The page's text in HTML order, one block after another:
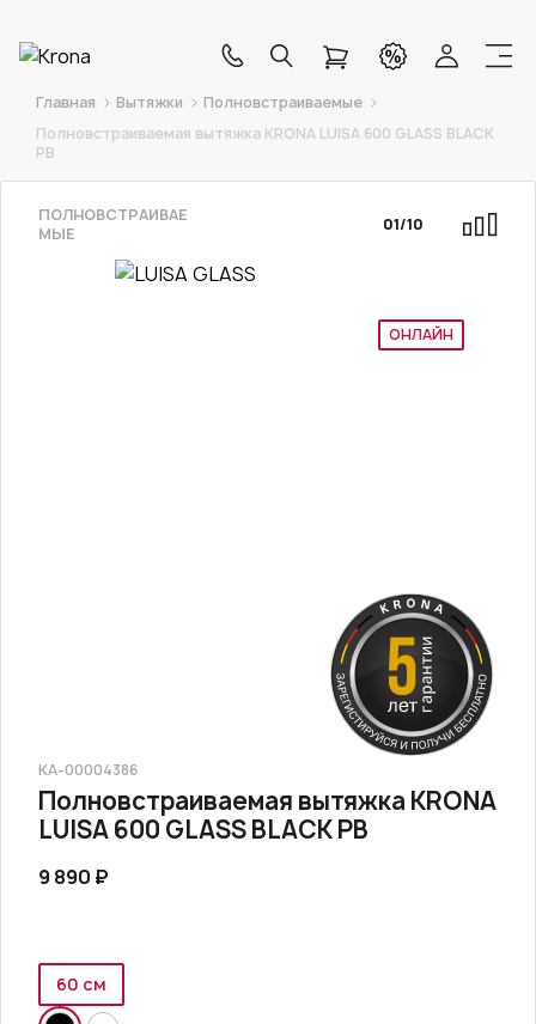
Главная Вытяжки
Полновстраиваемые
Полновстраиваемая вытяжка KRONA LUISA 600 GLASS BLACK
PB
Эксклюзив
ПОЛНОВСТРАИВАЕ
МЫЕ
01/10
КА-00004386
Полновстраиваемая вытяжка KRONA
LUISA 600 GLASS BLACK PB
9 890 ₽
60 см